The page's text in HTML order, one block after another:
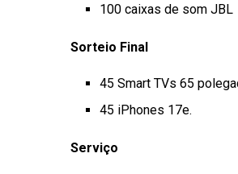
100 caixas de som JBL
Sorteio Final
45 Smart TVs 65
45 iPhones 17e.
Serviço